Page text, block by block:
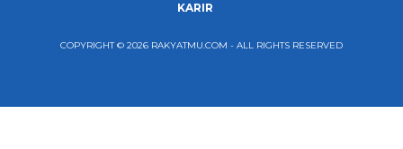
KARIR
COPYRIGHT © 2026 RAKYATMU.COM - ALL RIGHTS RESERVED